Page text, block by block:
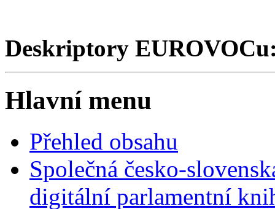
Deskriptory
Hlavní menu
Přehled obsahu
Společná česko-
digitální parlamentní